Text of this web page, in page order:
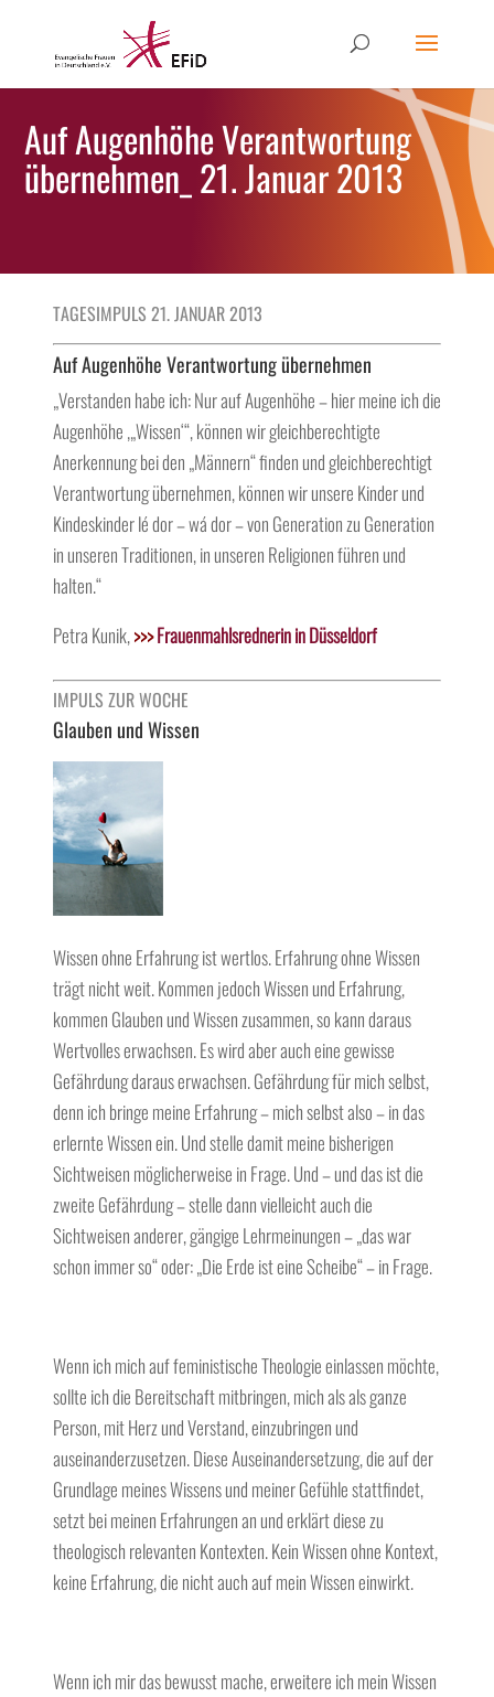
Auf Augenhöhe Verantwortung
übernehmen_ 21. Januar 2013
TAGESIMPULS 21. JANUAR 2013
Auf Augenhöhe Verantwortung übernehmen
„Verstanden habe ich: Nur auf Augenhöhe – hier meine ich die
Augenhöhe ‚„Wissen‘“, können wir gleichberechtigte
Anerkennung bei den „Männern“ finden und gleichberechtigt
Verantwortung übernehmen, können wir unsere Kinder und
Kindeskinder lé dor – wá dor – von Generation zu Generation
in unseren Traditionen, in unseren Religionen führen und
halten.“
Petra Kunik,>>>Frauenmahlsrednerin in Düsseldorf
IMPULS ZUR WOCHE
Glauben und Wissen
Wissen ohne Erfahrung ist wertlos. Erfahrung ohne Wissen
trägt nicht weit. Kommen jedoch Wissen und Erfahrung,
kommen Glauben und Wissen zusammen, so kann daraus
Wertvolles erwachsen. Es wird aber auch eine gewisse
Gefährdung daraus erwachsen. Gefährdung für mich selbst,
denn ich bringe meine Erfahrung – mich selbst also – in das
erlernte Wissen ein. Und stelle damit meine bisherigen
Sichtweisen möglicherweise in Frage. Und – und das ist die
zweite Gefährdung – stelle dann vielleicht auch die
Sichtweisen anderer, gängige Lehrmeinungen – „das war
schon immer so“ oder: „Die Erde ist eine Scheibe“ – in Frage.
Wenn ich mich auf feministische Theologie einlassen möchte,
sollte ich die Bereitschaft mitbringen, mich als als ganze
Person, mit Herz und Verstand, einzubringen und
auseinanderzusetzen. Diese Auseinandersetzung, die auf der
Grundlage meines Wissens und meiner Gefühle stattfindet,
setzt bei meinen Erfahrungen an und erklärt diese zu
theologisch relevanten Kontexten. Kein Wissen ohne Kontext,
keine Erfahrung, die nicht auch auf mein Wissen einwirkt.
Wenn ich mir das bewusst mache, erweitere ich mein Wissen